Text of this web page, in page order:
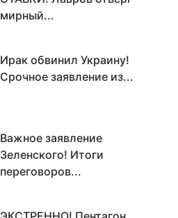
мирный...
Ирак обвинил Украину!
Срочное заявление из...
Важное заявление
Зеленского! Итоги
переговоров...